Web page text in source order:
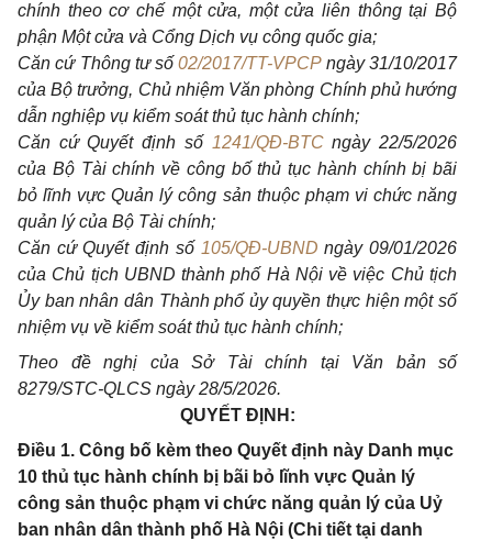
chính theo cơ chế một cửa, một cửa liên thông tại Bộ
phận Một cửa và Cổng Dịch vụ công quốc gia;
Căn cứ Thông tư số02/2017/TT-VPCPngày 31/10/2017
của Bộ trưởng, Chủ nhiệm Văn phòng Chính phủ hướng
dẫn nghiệp vụ kiểm soát thủ tục hành chính;
Căn cứ Quyết định số 1241/QĐ-BTCngày 22/5/2026
của Bộ Tài chính về công bố thủ tục hành chính bị bãi
bỏ lĩnh vực Quản lý công sản thuộc phạm vi chức năng
quản lý của Bộ Tài chính;
Căn cứ Quyết định số 105/QĐ-UBND ngày 09/01/2026
của Chủ tịch UBND thành phố Hà Nội về việc Chủ tịch
Ủy ban nhân dân Thành phố ủy quyền thực hiện một số
nhiệm vụ về kiểm soát thủ tục hành chính;
Theo đề nghị của Sở Tài chính tại Văn bản số
8279/STC-QLCS ngày 28/5/2026.
QUYẾT ĐỊNH:
Điều 1. Công bố kèm theo Quyết định này Danh mục
10 thủ tục hành chính bị bãi bỏ lĩnh vực Quản lý
công sản thuộc phạm vi chức năng quản lý của Uỷ
ban nhân dân thành phố Hà Nội (Chi tiết tại danh